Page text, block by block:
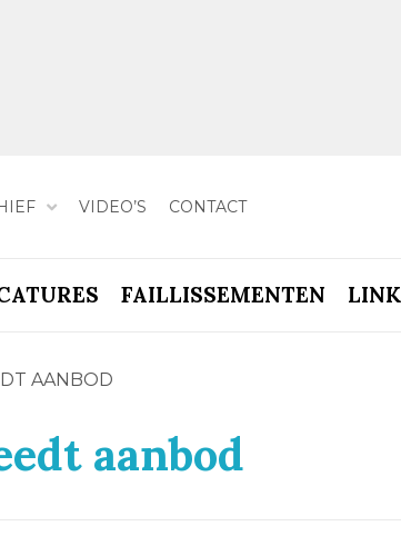
VIDEO’S CONTACT
FAILLISSEMENTEN
AANBOD
aanbod